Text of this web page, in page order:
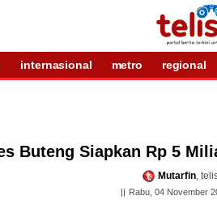
internasional metro regional
Buteng Siapkan Rp 5
Mutarfin,
Rabu, 04 November